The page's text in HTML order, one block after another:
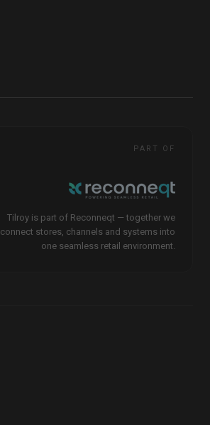
PART OF
Tilroy is part of Reconneqt — together we
connect stores, channels and systems into
one seamless retail environment.